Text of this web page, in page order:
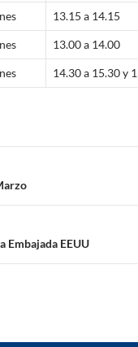
13.15 a 14.15
13.00 a 14.00
14.30 a 15.30 y
Embajada EEUU